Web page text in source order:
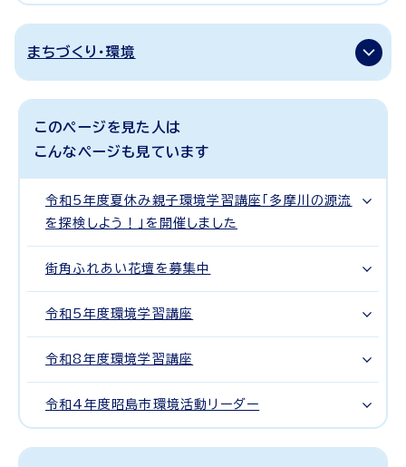
まちづくり・環境
このページを見た人は
こんなページも見ています
令和5年度夏休み親子環境学習講座「多摩川の源流
を探検しよう！」を開催しました
街角ふれあい花壇を募集中
令和5年度環境学習講座
令和8年度環境学習講座
令和4年度昭島市環境活動リーダー